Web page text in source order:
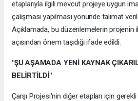
etaplarıyla ilgili mevcut projeye uygun
çalışması yapılması yönünde talimat
Açıklamada, bu düzenlemelerin projenin
açısından önem taşıdığı ifade edildi.
"ŞU AŞAMADA YENİ KAYNAK
BELİRTİLDİ"
Çarşı Projesi'nin diğer etapları için